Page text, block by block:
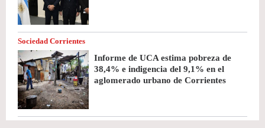
Sociedad Corrientes
Informe de UCA estima pobreza de
38,4% e indigencia del 9,1% en el
aglomerado urbano de Corrientes